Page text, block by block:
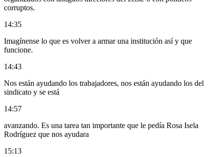
corruptos.
14:35
Imagínense lo que es volver a armar una institución así y que
funcione.
14:43
Nos están ayudando los trabajadores, nos están ayudando los del
sindicato y se está
14:57
avanzando. Es una tarea tan importante que le pedía Rosa Isela
Rodríguez que nos ayudara
15:13